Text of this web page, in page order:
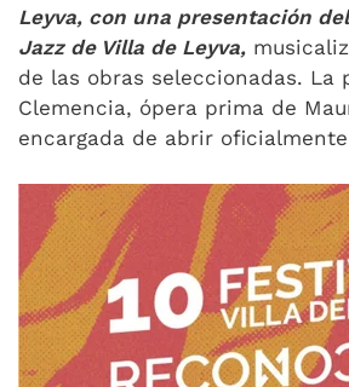
Leyva, con una presentación
Jazz de Villa de Leyva,
de las obras seleccionadas. La
Clemencia, ópera prima de
encargada de abrir